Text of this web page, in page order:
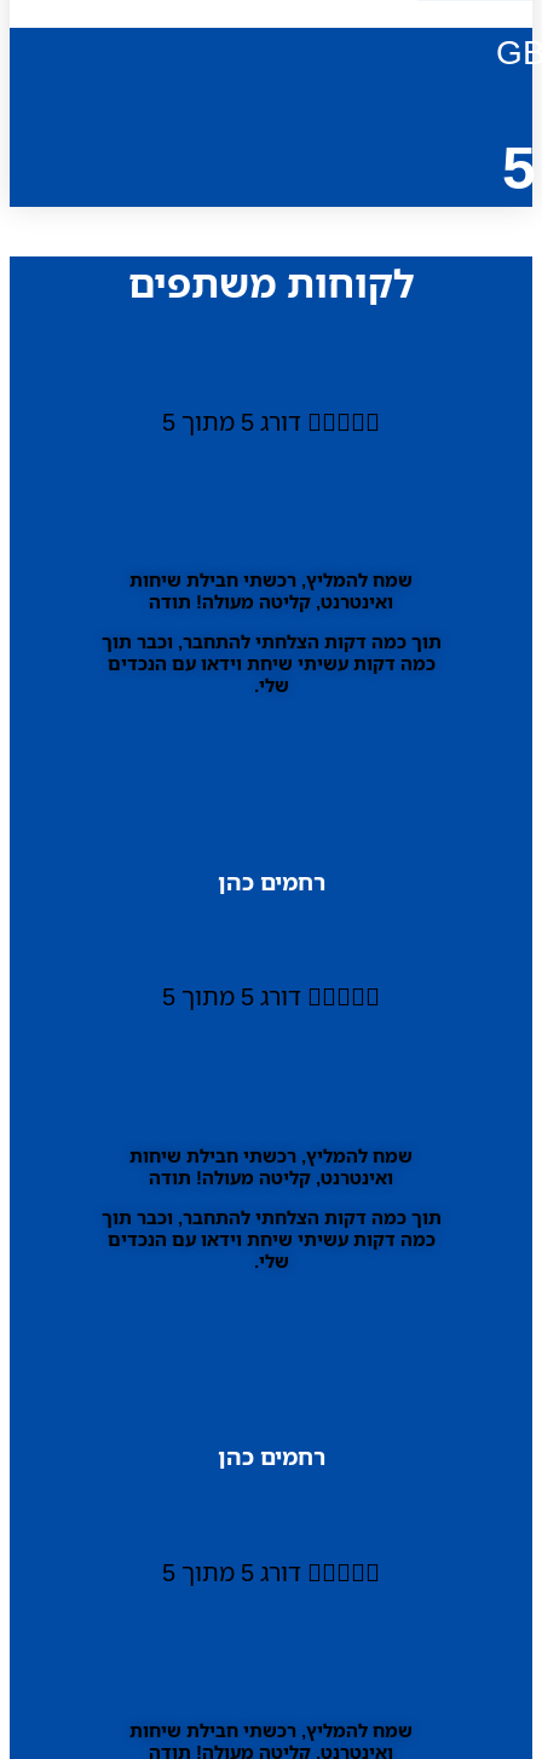
5
לקוחות משתפים
 דורג 5 מתוך 5
שמח להמליץ, רכשתי חבילת שיחות
ואינטרנט, קליטה מעולה! תודה
תוך כמה דקות הצלחתי להתחבר, וכבר תוך
כמה דקות עשיתי שיחת וידאו עם הנכדים
שלי.
רחמים כהן
 דורג 5 מתוך 5
שמח להמליץ, רכשתי חבילת שיחות
ואינטרנט, קליטה מעולה! תודה
תוך כמה דקות הצלחתי להתחבר, וכבר תוך
כמה דקות עשיתי שיחת וידאו עם הנכדים
שלי.
רחמים כהן
 דורג 5 מתוך 5
שמח להמליץ, רכשתי חבילת שיחות
ואינטרנט, קליטה מעולה! תודה